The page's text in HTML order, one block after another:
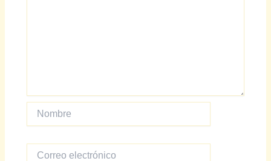
Nombre